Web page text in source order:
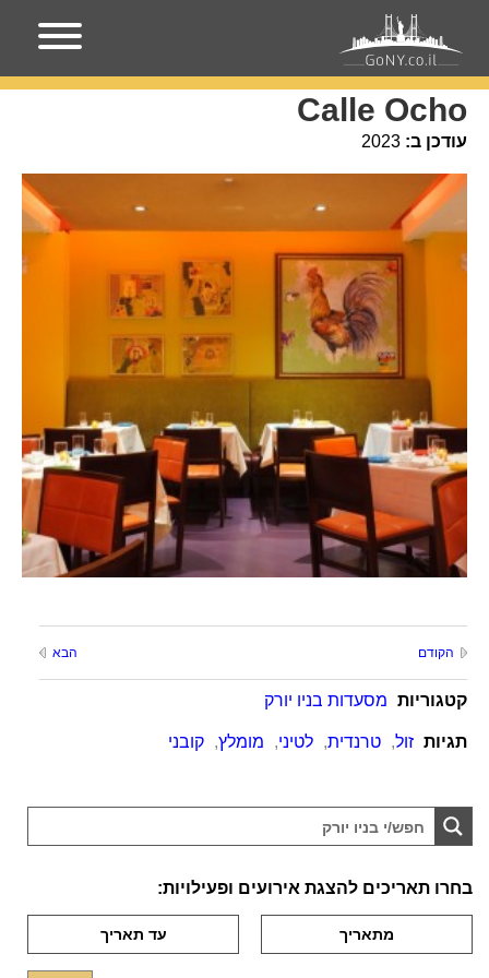
עמוד הבית מקומות בניו-יורק
Calle Ocho
עודכן ב: 2023
הקודם הבא
קטגוריות מסעדות בניו יורק
תגיות זול, טרנדית, לטיני, מומלץ, קובני
בחרו תאריכים להצגת אירועים ופעילויות: